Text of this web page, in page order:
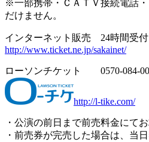
※一部携帯・ＣＡＴＶ接続電話
だけません。
インターネット販売 24時間受
http://www.ticket.ne.jp/sakainet/
ローソンチケット 0570-084-
http://l-tike.com/
・公演の前日まで前売料金にて
・前売券が完売した場合は、当